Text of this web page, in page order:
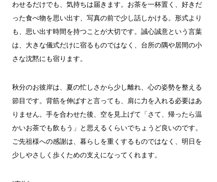
わせるだけでも、気持ちは届きます。お茶を一杯置く、好きだ
った食べ物を思い出す、写真の前で少し話しかける。形式より
も、思い出す時間を持つことが大切です。誠心誠意という言葉
は、大きな儀式だけに宿るものではなく、台所の隅や居間の小
さな沈黙にも宿ります。
秋分のお彼岸は、夏の忙しさから少し離れ、心の姿勢を整える
節目です。背筋を伸ばすと言っても、肩に力を入れる必要はあ
りません。手を合わせた後、空を見上げて「さて、帰ったら温
かいお茶でも飲もう」と思えるくらいでちょうど良いのです。
ご先祖様への感謝は、暮らしを重くするものではなく、明日を
少しやさしく歩くための支えになってくれます。